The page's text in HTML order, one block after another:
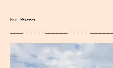
Por Reuters